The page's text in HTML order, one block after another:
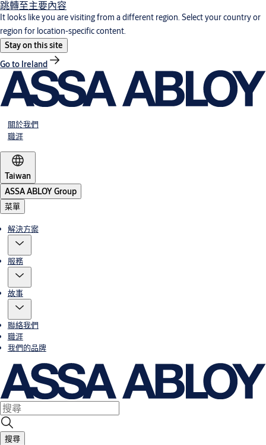
跳轉至主要內容
It looks like you are visiting from a different region. Select your country or
region for location-specific content.
Stay on this site
Go to Ireland
關於我們
職涯
Taiwan
ASSA ABLOY Group
菜單
解決方案
服務
故事
聯絡我們
職涯
我們的品牌
搜尋